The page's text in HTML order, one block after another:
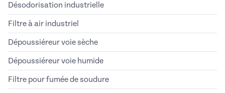
Désodorisation industrielle
Filtre à air industriel
Dépoussiéreur voie sèche
Dépoussiéreur voie humide
Filtre pour fumée de soudure